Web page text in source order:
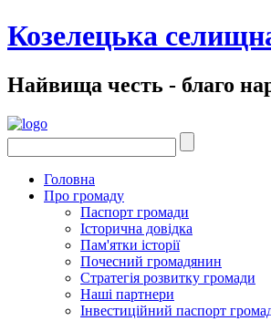
Козелецька
Найвища честь - благо
Головна
Про громаду
Паспорт громади
Історична довідка
Пам'ятки історії
Почесний громадянин
Стратегія розвитку громади
Наші партнери
Інвестиційний паспорт